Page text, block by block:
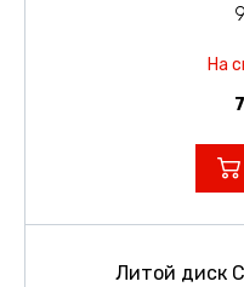
На
Литой диск